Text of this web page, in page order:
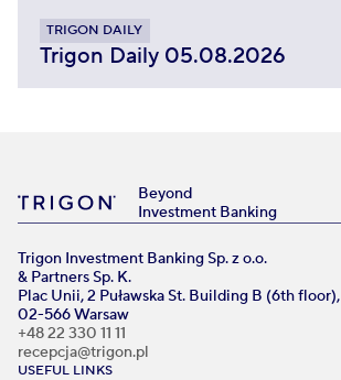
TRIGON DAILY
Trigon Daily 05.08.2026
Beyond
Investment Banking
Trigon Investment Banking Sp. z o.o.
& Partners Sp. K.
Plac Unii, 2 Puławska St. Building B (6th floor),
02-566 Warsaw
+48 22 330 11 11
recepcja@trigon.pl
USEFUL LINKS